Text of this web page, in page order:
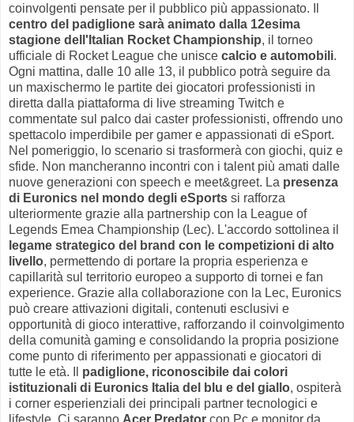
coinvolgenti pensate per il pubblico più appassionato. Il
centro del padiglione sarà animato dalla 12esima
stagione dell'Italian Rocket Championship, il torneo
ufficiale di Rocket League che unisce calcio e automobili.
Ogni mattina, dalle 10 alle 13, il pubblico potrà seguire da
un maxischermo le partite dei giocatori professionisti in
diretta dalla piattaforma di live streaming Twitch e
commentate sul palco dai caster professionisti, offrendo uno
spettacolo imperdibile per gamer e appassionati di eSport.
Nel pomeriggio, lo scenario si trasformerà con giochi, quiz e
sfide. Non mancheranno incontri con i talent più amati dalle
nuove generazioni con speech e meet&greet. La presenza
di Euronics nel mondo degli eSports si rafforza
ulteriormente grazie alla partnership con la League of
Legends Emea Championship (Lec). L'accordo sottolinea il
legame strategico del brand con le competizioni di alto
livello, permettendo di portare la propria esperienza e
capillarità sul territorio europeo a supporto di tornei e fan
experience. Grazie alla collaborazione con la Lec, Euronics
può creare attivazioni digitali, contenuti esclusivi e
opportunità di gioco interattive, rafforzando il coinvolgimento
della comunità gaming e consolidando la propria posizione
come punto di riferimento per appassionati e giocatori di
tutte le età. Il padiglione, riconoscibile dai colori
istituzionali di Euronics Italia del blu e del giallo, ospiterà
i corner esperienziali dei principali partner tecnologici e
lifestyle. Ci saranno Acer Predator con Pc e monitor da